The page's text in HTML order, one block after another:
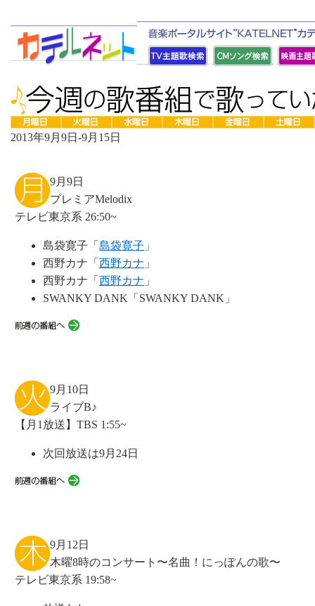
2013年9月9日-9月15日
9月9日
プレミアMelodix
テレビ東京系 26:50~
島袋寛子「 島袋寛子 」
西野カナ「 西野カナ 」
西野カナ「 西野カナ 」
SWANKY DANK「SWANKY DANK」
9月10日
ライブB♪
【月1放送】TBS 1:55~
次回放送は9月24日
9月12日
木曜8時のコンサート〜名曲！にっぽんの歌〜
テレビ東京系 19:58~